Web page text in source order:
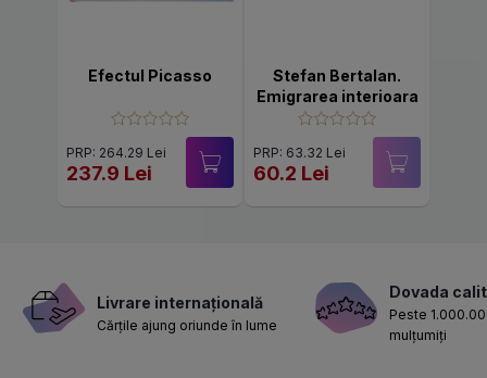
Efectul Picasso
PRP: 264.29 Lei
237.9 Lei
Stefan Bertalan.
Emigrarea interioara
PRP: 63.32 Lei
60.2 Lei
Livrare internațională
Cărțile ajung oriunde în lume
Dovada
Peste
mulțumiți